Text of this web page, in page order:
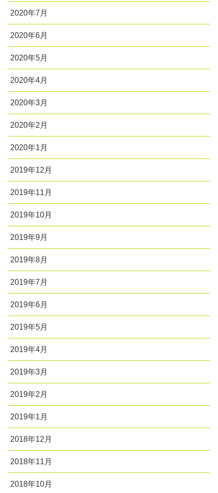
2020年7月
2020年6月
2020年5月
2020年4月
2020年3月
2020年2月
2020年1月
2019年12月
2019年11月
2019年10月
2019年9月
2019年8月
2019年7月
2019年6月
2019年5月
2019年4月
2019年3月
2019年2月
2019年1月
2018年12月
2018年11月
2018年10月